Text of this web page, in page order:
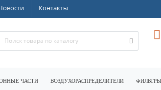
Контакты
ЧАСТИ ВОЗДУХОРАСПРЕДЕЛИТЕЛИ